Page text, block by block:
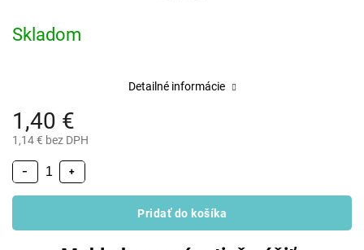
1,40 €
1,14 € bez DPH
Skladom
+
−
Pridať do košíka
Detailné informácie